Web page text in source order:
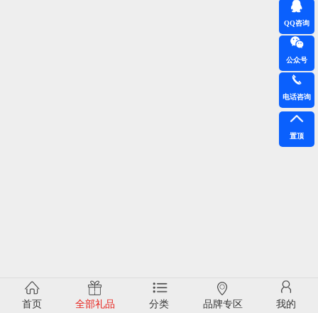
首页 全部礼品 分类 品牌专区 我的
QQ咨询
公众号
电话咨询
置顶